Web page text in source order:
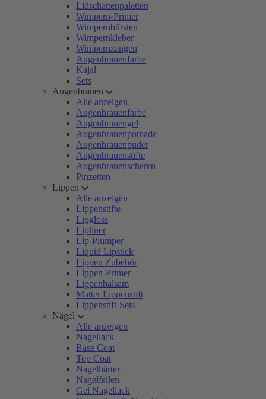
Lidschattenpaletten
Wimpern-Primer
Wimpernbürsten
Wimpernkleber
Wimpernzangen
Augenbrauenfarbe
Kajal
Sets
Augenbrauen
Alle anzeigen
Augenbrauenfarbe
Augenbrauengel
Augenbrauenpomade
Augenbrauenpuder
Augenbrauenstifte
Augenbrauenscheren
Pinzetten
Lippen
Alle anzeigen
Lippenstifte
Lipgloss
Lipliner
Lip-Plumper
Liquid Lipstick
Lippen Zubehör
Lippen-Primer
Lippenbalsam
Matter Lippenstift
Lippenstift-Sets
Nägel
Alle anzeigen
Nagellack
Base Coat
Top Coat
Nagelhärter
Nagelfeilen
Gel Nagellack